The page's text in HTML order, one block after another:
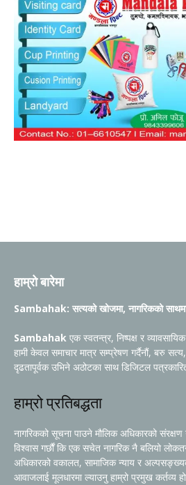
हाम्रो बारेमा
Sambahak: सत्यको खोजमा, नागरिकको
Sambahak एक स्वतन्त्र, निष्पक्ष र
हामी केवल समाचार मात्र सम्प्रेषण गर्दैनौं, बरु सत्य,
दृढतापूर्वक उभिने अठोटका साथ डिजिटल
हाम्रो प्रतिबद्धता
नागरिकको सूचना पाउने मौलिक अधिकारको संरक्षण
विश्वास गर्छौं कि एक सचेत नागरिक नै बलियो
अधिकारको वकालत, सामाजिक न्याय र
आवाजलाई मूलधारमा ल्याउनु हाम्रो प्रमुख कर्तव्य